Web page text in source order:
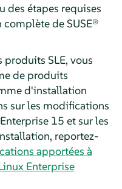
des étapes requises
complète de SUSE®
SLE, vous
de produits
d'installation
sur les modifications
15 et sur les
reportez-
apportées à
Enterprise